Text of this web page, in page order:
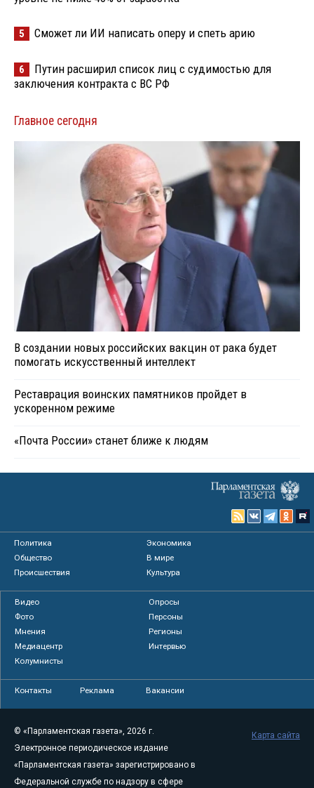
5 Сможет ли ИИ написать оперу и спеть арию
6
Путин расширил список лиц с судимостью для
заключения контракта с ВС РФ
Главное сегодня
В создании новых российских вакцин от рака будет
помогать искусственный интеллект
Реставрация воинских памятников пройдет в
ускоренном режиме
«Почта России» станет ближе к людям
Политика
Экономика
Общество
В мире
Происшествия
Культура
Видео
Опросы
Фото
Персоны
Мнения
Регионы
Медиацентр
Интервью
Колумнисты
Контакты Реклама Вакансии
© «Парламентская газета», 2026 г.
Электронное периодическое издание
«Парламентская газета» зарегистрировано в
Федеральной службе по надзору в сфере
Карта сайта